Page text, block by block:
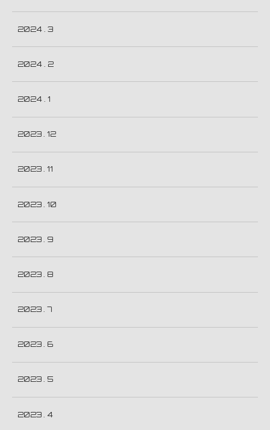
2024 . 3
2024 . 2
2024 . 1
2023 . 12
2023 . 11
2023 . 10
2023 . 9
2023 . 8
2023 . 7
2023 . 6
2023 . 5
2023 . 4